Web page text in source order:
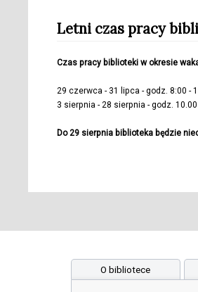
Letni czas pracy
Czas pracy biblioteki w okresie
29 czerwca - 31 lipca - godz. 8:00 -
3 sierpnia - 28 sierpnia - godz. 10.00
Do 29 sierpnia biblioteka będzie
O bibliotece